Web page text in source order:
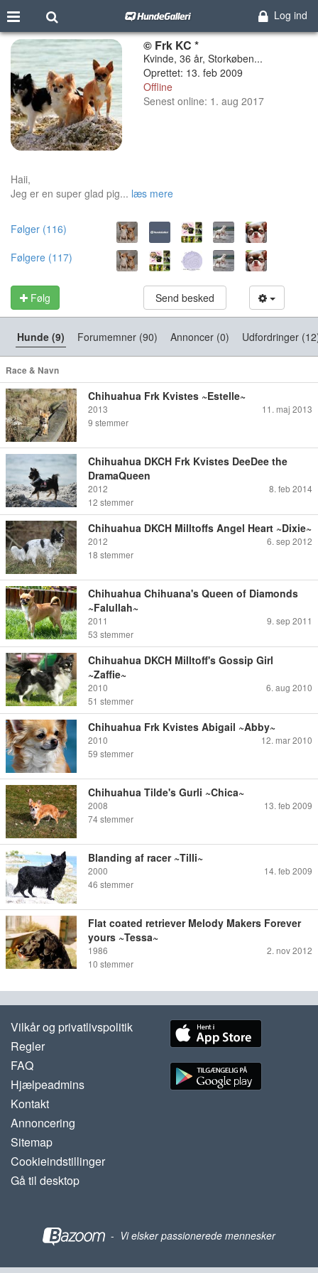
Log ind
© Frk KC *
Kvinde, 36 år, Storkøben...
Oprettet: 13. feb 2009
Offline
Senest online: 1. aug 2017
Haii,
Jeg er en super glad pig... læs mere
Følger (116)
Følgere (117)
Følg Send besked
Hunde (9) Forumemner (90) Annoncer (0) Udfordringer
Race & Navn
Chihuahua Frk Kvistes ~Estelle~
2013
11. maj 2013
9 stemmer
Chihuahua DKCH Frk Kvistes DeeDee the
DramaQueen
2012
8. feb 2014
12 stemmer
Chihuahua DKCH Milltoffs Angel Heart ~Dixie~
2012
6. sep 2012
18 stemmer
Chihuahua Chihuana's Queen of Diamonds
~Falullah~
2011
9. sep 2011
53 stemmer
Chihuahua DKCH Milltoff's Gossip Girl
~Zaffie~
2010
6. aug 2010
51 stemmer
Chihuahua Frk Kvistes Abigail ~Abby~
2010
12. mar 2010
59 stemmer
Chihuahua Tilde's Gurli ~Chica~
2008
13. feb 2009
74 stemmer
Blanding af racer ~Tilli~
2000
14. feb 2009
46 stemmer
Flat coated retriever Melody Makers Forever
yours ~Tessa~
1986
2. nov 2012
10 stemmer
Vilkår og privatlivspolitik
Regler
FAQ
Hjælpeadmins
Kontakt
Annoncering
Sitemap
Cookieindstillinger
Gå til desktop
- Vi elsker passionerede mennesker